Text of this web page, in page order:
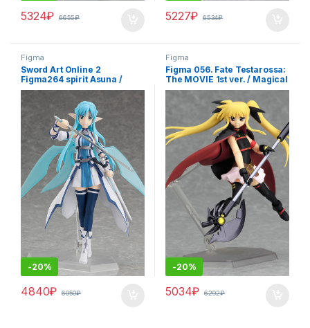
5324₽ 6655₽ 5227₽ 6534₽
Figma
Sword Art Online 2
Figma264 spirit Asuna /
Мастера меча онлайн
Асуна аниме фигурка
-20%
4840₽ 6050₽
Figma
Figma 056. Fate Testarossa:
The MOVIE 1st ver. / Magical
Girl Lyrical Nanoha фигурка
-20%
5034₽ 6292₽